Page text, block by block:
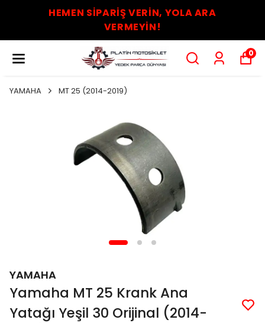
HEMEN SİPARİŞ VERİN, YOLA ARA
VERMEYİN!
0
YAMAHA MT 25 (2014-2019)
YAMAHA
Yamaha MT 25 Krank Ana
Yatağı Yeşil 30 Orijinal (2014-